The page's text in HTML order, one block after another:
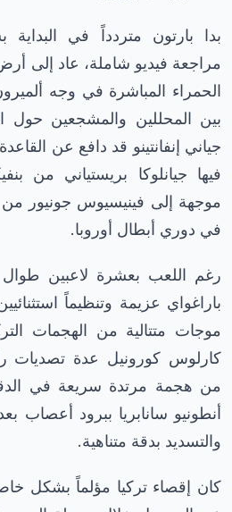
بدا بارتون متردداً في البداية
مراجعة فيديو شاملة، عاد إلى
الحمراء المباشرة في وجه
بين المحللين والمشجعين حول
جياني إنفانتينو قد دافع عن
فيها جيانلوكا بريستياني من
موجهة إلى فينيسيوس جونيور من
في دوري أبطال أوروبا.
رغم اللعب بعشرة لاعبين
باراغواي عزيمة وتنظيماً
موجات متتالية من الهجمات
كارلوس كورونيل عدة تصديات
أنطونيو سانابريا ببرود أعصاب
والتسديد بدقة متناهية.
كان إقصاء تركيا مؤلماً بشكل